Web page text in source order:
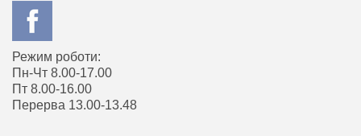
Режим роботи:
Пн-Чт 8.00-17.00
Пт 8.00-16.00
Перерва 13.00-13.48